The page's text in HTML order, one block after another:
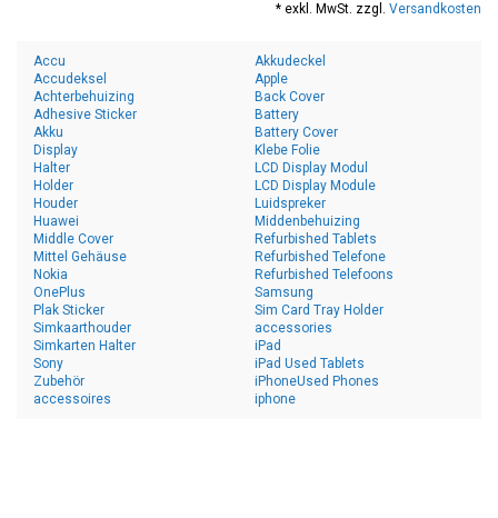
* exkl. MwSt. zzgl. Versandkosten
Accu
Accudeksel
Achterbehuizing
Adhesive Sticker
Akku
Akkudeckel
Apple
Back Cover
Battery
Battery Cover
Display
Halter
Holder
Houder
Huawei
Klebe Folie
LCD Display Modul
LCD Display Module
Luidspreker
Middenbehuizing
Middle Cover
Mittel Gehäuse
Nokia
OnePlus
Plak Sticker
Refurbished Tablets
Refurbished Telefone
Refurbished Telefoons
Samsung
Sim Card Tray Holder
Simkaarthouder
Simkarten Halter
Sony
Zubehör
accessoires
accessories
iPad
iPad Used Tablets
iPhoneUsed Phones
iphone